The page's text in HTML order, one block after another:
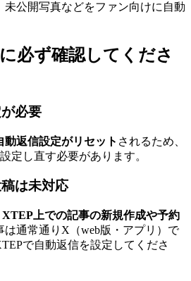
未公開写真などをファン向けに自動
必ず確認してくださ
必要
動返信設定がリセット されるため、
定し直す必要があります。
は未対応
XTEP上での記事の新規作成や予約
は通常通りX（web版・アプリ）で
で自動返信を設定してくださ